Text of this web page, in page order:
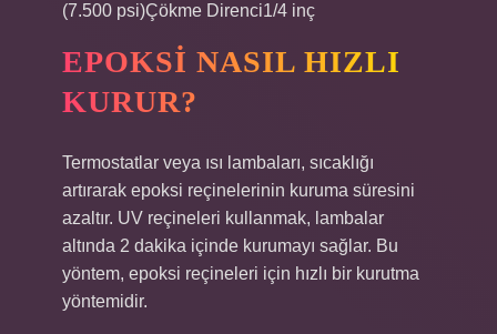
(7.500 psi)Çökme Direnci1/4 inç
EPOKSI NASIL HIZLI
KURUR?
Termostatlar veya ısı lambaları, sıcaklığı
artırarak epoksi reçinelerinin kuruma süresini
azaltır. UV reçineleri kullanmak, lambalar
altında 2 dakika içinde kurumayı sağlar. Bu
yöntem, epoksi reçineleri için hızlı bir kurutma
yöntemidir.